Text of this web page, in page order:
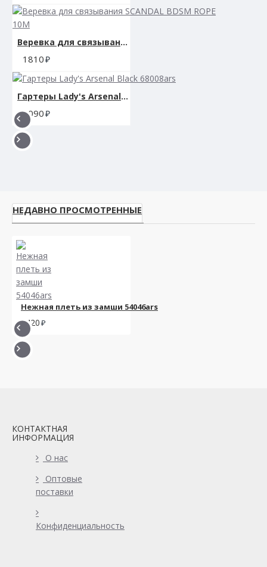
Веревка для связывания SCANDAL BDSM ROPE 10M
1810
Гартеры Lady's Arsenal Black 68008ars
3090
НЕДАВНО ПРОСМОТРЕННЫЕ
Нежная плеть из замши 54046ars
3420
КОНТАКТНАЯ
ИНФОРМАЦИЯ
О нас
Оптовые
поставки
Конфиденциальность